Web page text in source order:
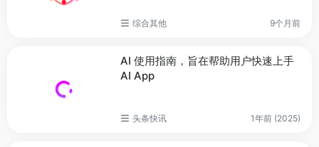
综合其他 9个月前
AI 使用指南，旨在帮助用户快速上手
AI App
头条快讯 1年前 (2025)